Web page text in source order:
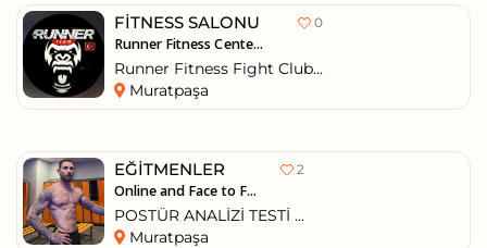
FITNESS SALONU 0
Runner Fitness Cente...
Runner Fitness Fight Club...
Muratpaşa
EĞITMENLER 2
Online and Face to F...
POSTÜR ANALİZİ TESTİ ...
Muratpaşa